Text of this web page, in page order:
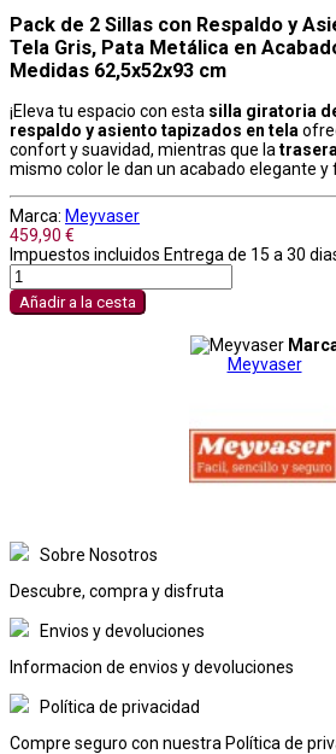
Pack de 2 Sillas con Respaldo y
Tela Gris, Pata Metálica en
Medidas 62,5x52x93 cm
¡Eleva tu espacio con esta silla giratoria
respaldo y asiento tapizados en tela
confort y suavidad, mientras que la
mismo color le dan un acabado elegante y
Marca: Meyvaser
459,90 €
Impuestos incluidos Entrega de 15 a 30
Añadir a la cesta
Meyvaser
Sobre Nosotros
Descubre, compra y disfruta
Envios y devoluciones
Informacion de envios y devoluciones
Política de privacidad
Compre seguro con nuestra Política de